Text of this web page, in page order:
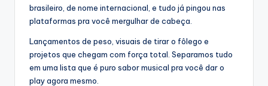
brasileiro, de nome internacional, e tudo já pingou nas
plataformas pra você mergulhar de cabeça.
Lançamentos de peso, visuais de tirar o fôlego e
projetos que chegam com força total. Separamos tudo
em uma lista que é puro sabor musical pra você dar o
play agora mesmo.